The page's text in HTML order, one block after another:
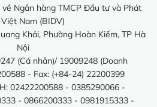
Ngân hàng TMCP Đầu tư và Phát
Nam (BIDV)
Khải, Phường Hoàn Kiếm, TP Hà
Nội
(Cá nhân)/ 19009248 (Doanh
- Fax: (+84-24) 22200399
02422200588 - 0385290066 -
- 0866200333 - 0981915333 -